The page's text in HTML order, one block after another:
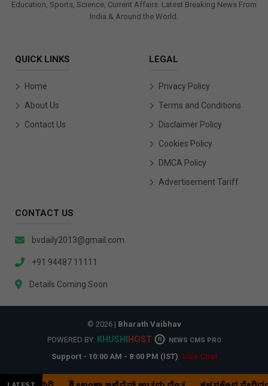
Education, Sports, Science, Current Affairs. Latest Breaking News From
India & Around the World.
QUICK LINKS
Home
About Us
Contact Us
LEGAL
Privacy Policy
Terms and Conditions
Disclaimer Policy
Cookies Policy
DMCA Policy
Advertisement Tariff
CONTACT US
bvdaily2013@gmail.com
+91 94487 11111
Details Coming Soon
© 2026 | Bharath Vaibhav
POWERED BY: KHUSHI HOST R NEWS CMS PRO
Support - 10:00 AM - 8:00 PM (IST) Live Chat